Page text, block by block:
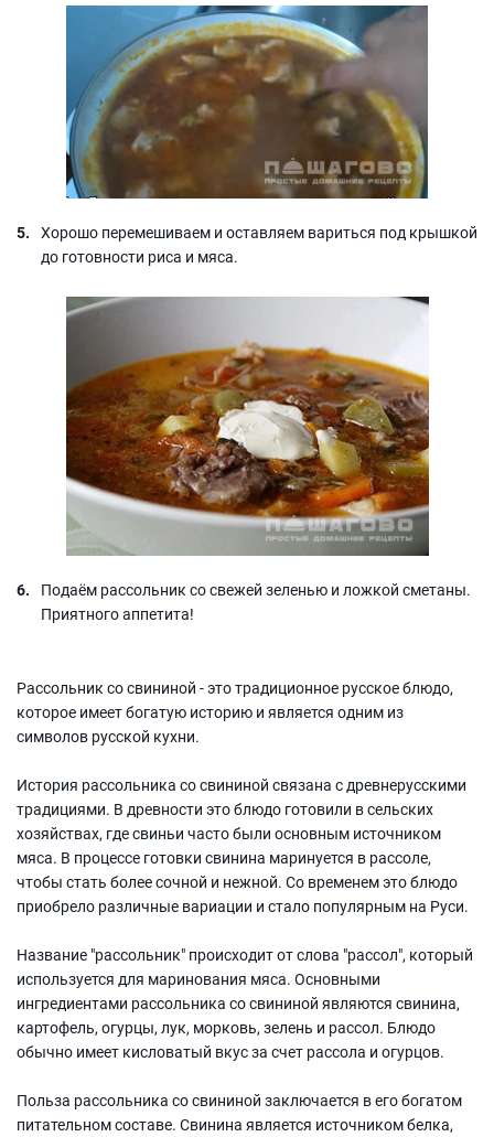
Хорошо перемешиваем и оставляем вариться под крышкой
до готовности риса и мяса.
Подаём рассольник со свежей зеленью и ложкой сметаны.
Приятного аппетита!
Рассольник со свининой - это традиционное русское блюдо,
которое имеет богатую историю и является одним из
символов русской кухни.
История рассольника со свининой связана с древнерусскими
традициями. В древности это блюдо готовили в сельских
хозяйствах, где свиньи часто были основным источником
мяса. В процессе готовки свинина маринуется в рассоле,
чтобы стать более сочной и нежной. Со временем это блюдо
приобрело различные вариации и стало популярным на Руси.
Название "рассольник" происходит от слова "рассол", который
используется для маринования мяса. Основными
ингредиентами рассольника со свининой являются свинина,
картофель, огурцы, лук, морковь, зелень и рассол. Блюдо
обычно имеет кисловатый вкус за счет рассола и огурцов.
Польза рассольника со свининой заключается в его богатом
питательном составе. Свинина является источником белка,